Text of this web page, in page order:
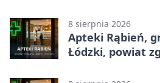
8 sierpnia 2026
Apteki Rąbień,
Łódzki, powiat